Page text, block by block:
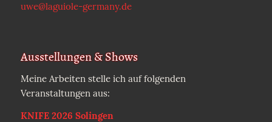
uwe@laguiole-germany.de
Ausstellungen & Shows
Meine Arbeiten stelle ich auf folgenden
Veranstaltungen aus:
KNIFE 2026 Solingen